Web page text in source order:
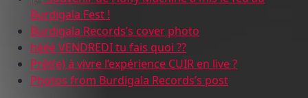
Burdigala Fest !
Burdigala Records’s cover photo
hééé VENDREDI tu fais quoi ??
Prêt(e) à vivre l’expérience CUIR en live ?
Photos from Burdigala Records’s post